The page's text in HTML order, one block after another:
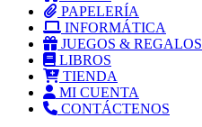
PAPELERÍA
INFORMÁTICA
JUEGOS & REGALOS
LIBROS
TIENDA
MI CUENTA
CONTÁCTENOS